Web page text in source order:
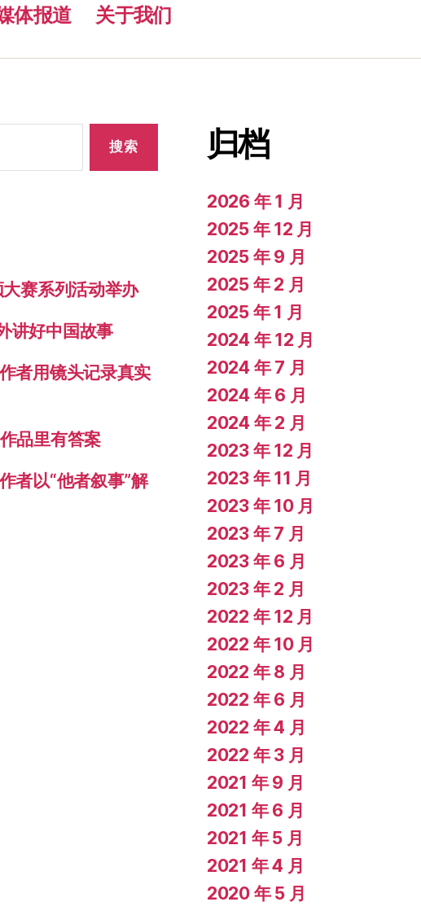
体报道 关于我们
赛系列活动举办
讲好中国故事
者用镜头记录真实
品里有答案
者以“他者叙事”解
归档
2026 年 1 月
2025 年 12 月
2025 年 9 月
2025 年 2 月
2025 年 1 月
2024 年 12 月
2024 年 7 月
2024 年 6 月
2024 年 2 月
2023 年 12 月
2023 年 11 月
2023 年 10 月
2023 年 7 月
2023 年 6 月
2023 年 2 月
2022 年 12 月
2022 年 10 月
2022 年 8 月
2022 年 6 月
2022 年 4 月
2022 年 3 月
2021 年 9 月
2021 年 6 月
2021 年 5 月
2021 年 4 月
2020 年 5 月